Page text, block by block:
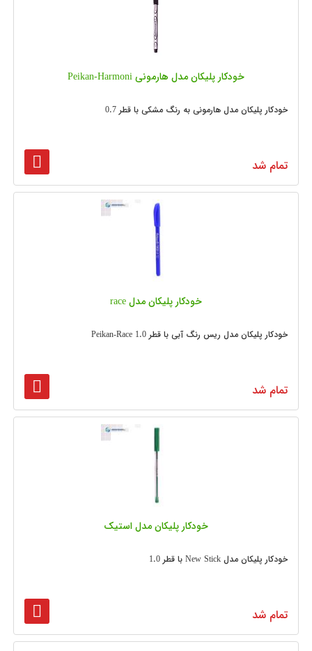
خودکار پلیکان مدل هارمونی Peikan-Harmoni
خودکار پلیکان مدل هارمونی به رنگ مشکی با قطر 0.7
تمام شد
خودکار پلیکان مدل race
خودکار پلیکان مدل ریس رنگ آبی با قطر 1.0 Peikan-Race
تمام شد
خودکار پلیکان مدل استیک
خودکار پلیکان مدل New Stick با قطر 1.0
تمام شد